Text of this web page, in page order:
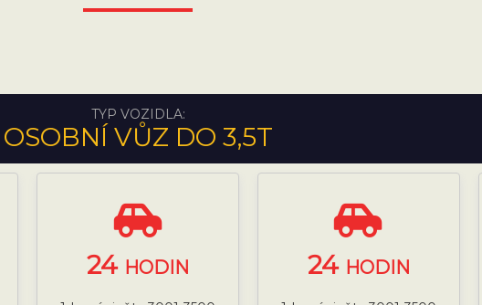
TYP VOZIDLA:
OSOBNÍ VŮZ DO 3,5T
24 HODIN 24 HODIN